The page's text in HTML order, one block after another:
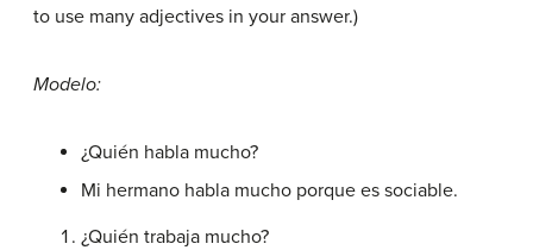
to use many adjectives in your answer.)
Modelo:
¿Quién habla mucho?
Mi hermano habla mucho porque es sociable.
¿Quién trabaja mucho?